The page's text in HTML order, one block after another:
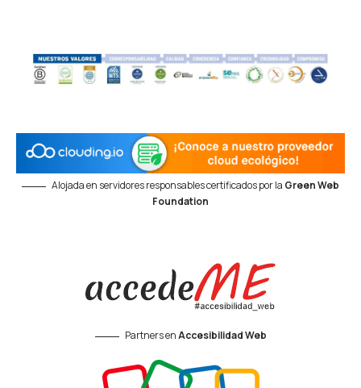
Alojada en servidores responsables certificados por la Green Web
Foundation
Partners enAccesibilidad Web